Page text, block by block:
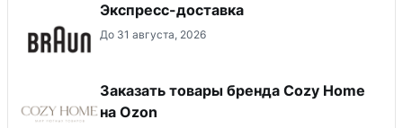
Экспресс-доставка
До 31 августа, 2026
Заказать товары бренда Cozy Home
на Ozon